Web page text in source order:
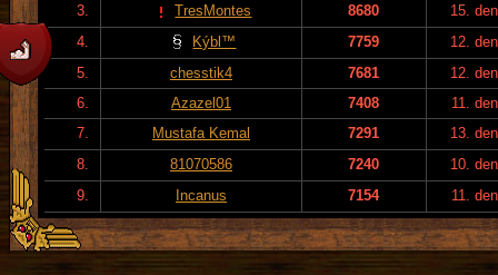
3.
TresMontes 8680
15. den
4.
Kýbl™ 7759
12. den
5.
chesstik4 7681
12. den
6.
Azazel01 7408
11. den
7.
Mustafa Kemal 7291
13. den
8.
81070586 7240
10. den
9.
Incanus 7154 11. den